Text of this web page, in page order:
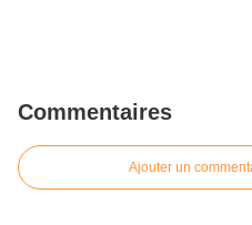
Commentaires
Ajouter un